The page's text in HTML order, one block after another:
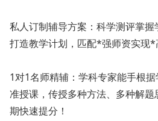
私人订制辅导方案：科学测评掌
打造教学计划，匹配*强师资实现*
1对1名师精辅：学科专家能手根
准授课，传授多种方法、多种解
期快速提分！